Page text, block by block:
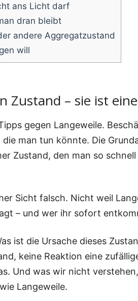
ans Licht darf
dran bleibt
ande­re Aggregatzustand
will
Zustand – sie ist
gegen Lan­ge­wei­le.
die man tun könn­te. Die
Zustand, den man so
Sicht falsch. Nicht weil
– und wer ihr sofort
ist die Ursa­che die­ses
kei­ne Reak­ti­on eine
Und was wir nicht
Langeweile.